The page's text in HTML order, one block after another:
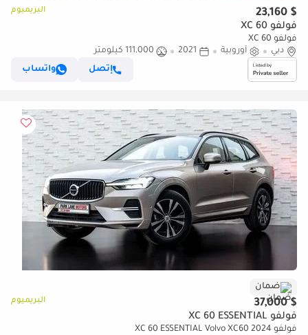
$ 23,160 البريميوم
فولفو XC 60
فولفو XC 60
دبي
أوروبية 2021
111,000 كيلومتر
إتصل
واتساب
ضمان
$ 37,000 البريميوم
فولفو XC 60 ESSENTIAL
فولفو XC 60 ESSENTIAL Volvo XC60 2024